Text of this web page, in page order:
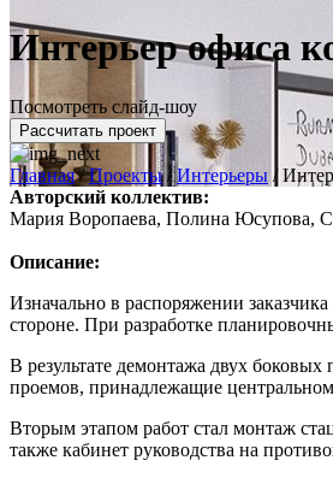
Интерьер офиса
Посмотреть слайд-шоу
Рассчитать проект
Главная /Проекты /Интерьеры /
Авторский коллектив:
Мария Воропаева, Полина Юсупова,
Описание:
Изначально в распоряжении
стороне. При разработке
В результате демонтажа двух
проемов, принадлежащие
Вторым этапом работ стал монтаж
также кабинет руководства на